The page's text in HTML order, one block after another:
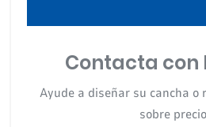
Contacta con
Ayude a diseñar su cancha o
sobre